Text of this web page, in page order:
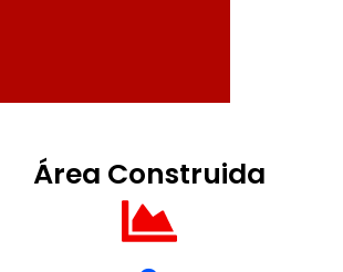
Área Construida